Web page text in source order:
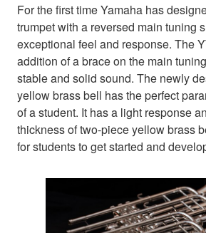
For the first time Yamaha has
trumpet with a reversed main tuning
exceptional feel and response. The
addition of a brace on the main
stable and solid sound. The newly
yellow brass bell has the perfect
of a student. It has a light response
thickness of two-piece yellow brass
for students to get started and